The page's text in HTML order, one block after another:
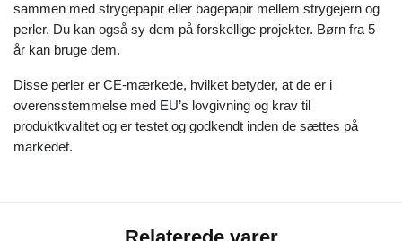
sammen med strygepapir eller bagepapir mellem strygejern og
perler. Du kan også sy dem på forskellige projekter. Børn fra 5
år kan bruge dem.
Disse perler er CE-mærkede, hvilket betyder, at de er i
overensstemmelse med EU’s lovgivning og krav til
produktkvalitet og er testet og godkendt inden de sættes på
markedet.